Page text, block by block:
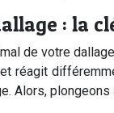
: la
de votre
réagit
Alors,